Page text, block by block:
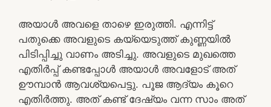
അയാൾ അവളെ താഴെ ഇരുത്തി. എന്നിട്ട്
പതുക്കെ അവളുടെ കയ്യെടുത്ത് കുണ്ണയിൽ
പിടിപ്പിച്ചു വാണം അടിച്ചു. അവളുടെ മുഖത്തെ
എതിർപ്പ് കണ്ടപ്പോൾ അയാൾ അവളോട് അത്
ഊമ്പാൻ ആവശ്യപെട്ടു. പൂജ ആദ്യം കൂറെ
എതിർത്തു. അത് കണ്ട് ദേഷ്യം വന്ന സാം അത്